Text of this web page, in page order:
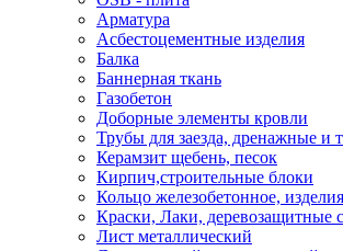
Арматура
Асбестоцементные изделия
Балка
Баннерная ткань
Газобетон
Доборные элементы кровли
Трубы для заезда, дренажные
Керамзит щебень, песок
Кирпич,строительные блоки
Кольцо железобетонное, изделия
Краски, Лаки, деревозащитные
Лист металлический